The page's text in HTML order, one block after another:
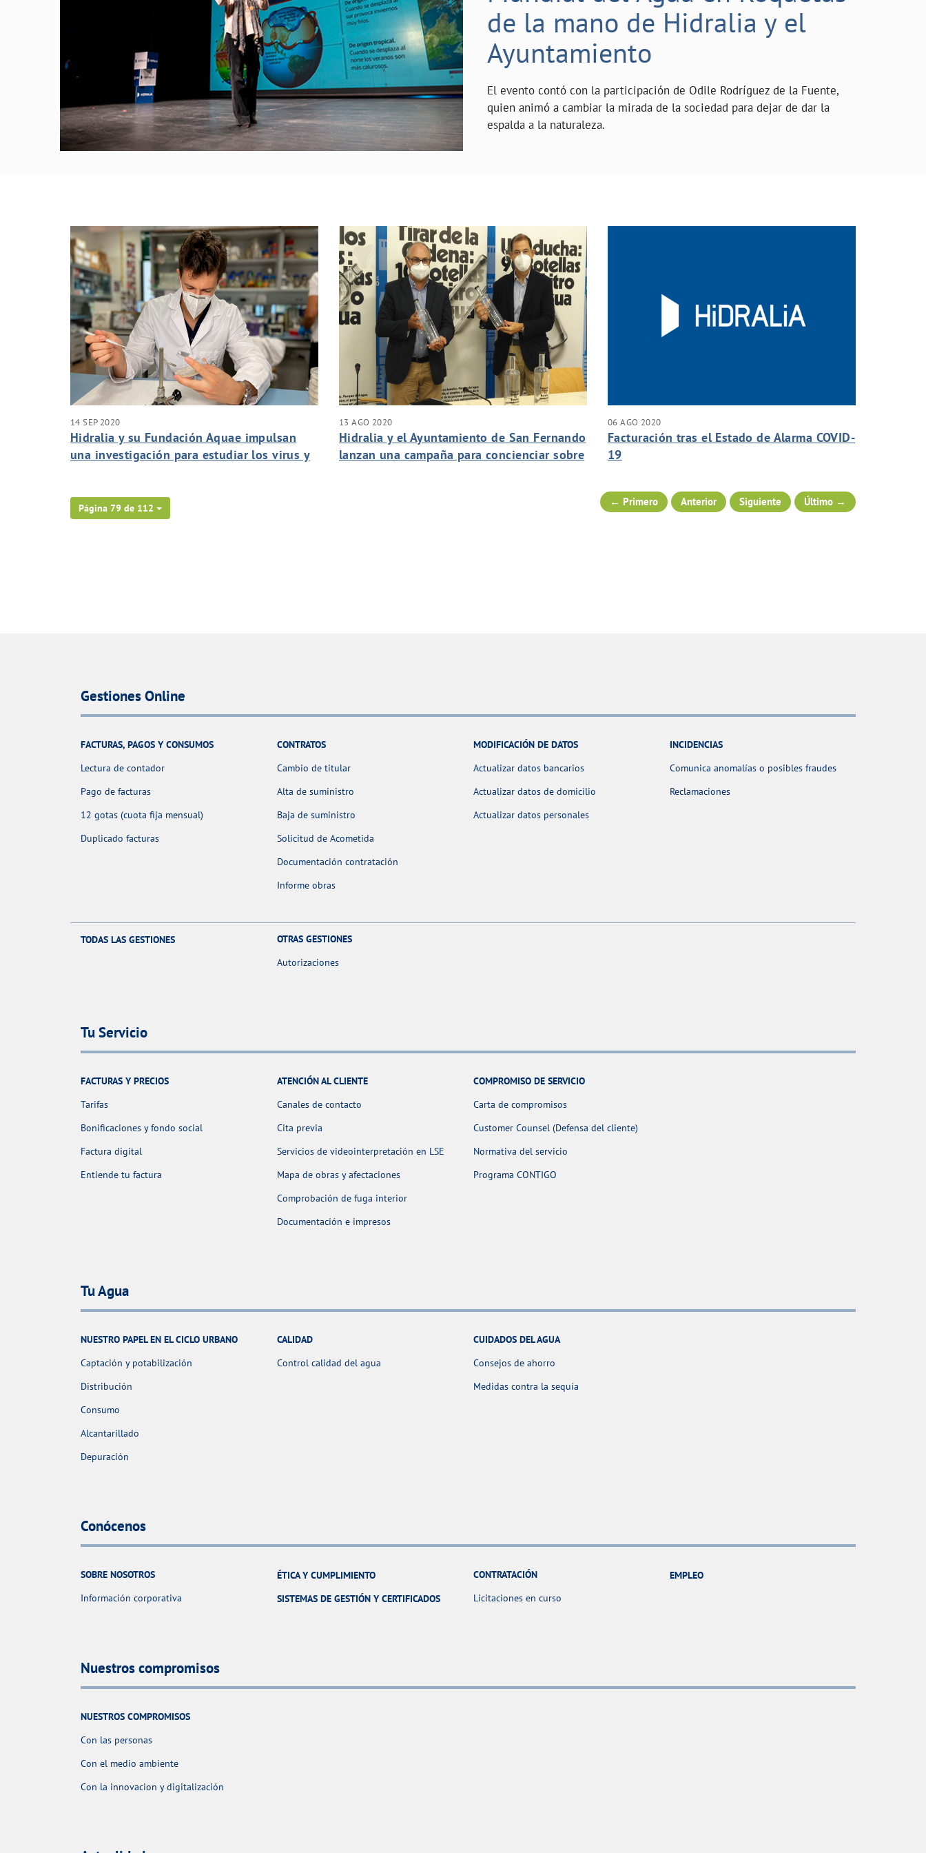
de la mano de Hidralia y el
Ayuntamiento
El evento contó con la participación de Odile Rodríguez de la Fuente,
quien animó a cambiar la mirada de la sociedad para dejar de dar la
espalda a la naturaleza.
14 SEP 2020
Hidralia y su Fundación Aquae impulsan
una investigación para estudiar los virus y
13 AGO 2020
Hidralia y el Ayuntamiento de San Fernando
lanzan una campaña para concienciar sobre
06 AGO 2020
Facturación tras el Estado de Alarma COVID-
19
Página 79 de 112
← Primero Anterior Siguiente Último →
Gestiones Online
FACTURAS, PAGOS Y CONSUMOS
Lectura de contador
Pago de facturas
12 gotas (cuota fija mensual)
Duplicado facturas
CONTRATOS
Cambio de titular
Alta de suministro
Baja de suministro
Solicitud de Acometida
Documentación contratación
Informe obras
MODIFICACIÓN DE DATOS
Actualizar datos bancarios
Actualizar datos de domicilio
Actualizar datos personales
INCIDENCIAS
Comunica anomalías o posibles fraudes
Reclamaciones
TODAS LAS GESTIONES
OTRAS GESTIONES
Autorizaciones
Tu Servicio
FACTURAS Y PRECIOS
Tarifas
Bonificaciones y fondo social
Factura digital
Entiende tu factura
ATENCIÓN AL CLIENTE
Canales de contacto
Cita previa
Servicios de videointerpretación en LSE
Mapa de obras y afectaciones
Comprobación de fuga interior
Documentación e impresos
COMPROMISO DE SERVICIO
Carta de compromisos
Customer Counsel (Defensa del cliente)
Normativa del servicio
Programa CONTIGO
Tu Agua
NUESTRO PAPEL EN EL CICLO URBANO
Captación y potabilización
Distribución
Consumo
Alcantarillado
Depuración
CALIDAD
Control calidad del agua
CUIDADOS DEL AGUA
Consejos de ahorro
Medidas contra la sequía
Conócenos
SOBRE NOSOTROS
Información corporativa
ÉTICA Y CUMPLIMIENTO
SISTEMAS DE GESTIÓN Y CERTIFICADOS
CONTRATACIÓN
Licitaciones en curso
EMPLEO
Nuestros compromisos
NUESTROS COMPROMISOS
Con las personas
Con el medio ambiente
Con la innovacion y digitalización